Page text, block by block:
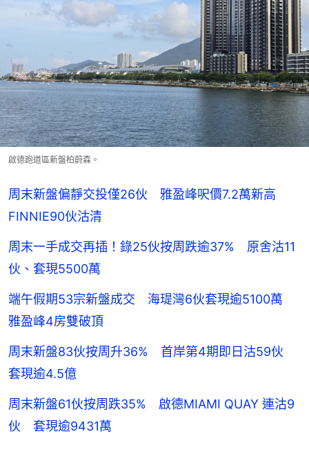
啟德跑道區新盤柏蔚森。
周末新盤偏靜交投僅26伙 雅盈峰呎價7.2萬新高
FINNIE90伙沽清
周末一手成交再插！錄25伙按周跌逾37% 原舍沽11
伙、套現5500萬
端午假期53宗新盤成交 海瑅灣6伙套現逾5100萬
雅盈峰4房雙破頂
周末新盤83伙按周升36% 首岸第4期即日沽59伙
套現逾4.5億
周末新盤61伙按周跌35% 啟德MIAMI QUAY 連沽9
伙 套現逾9431萬